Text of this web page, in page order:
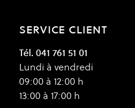
SERVICE CLIENT
Tél. 041 761 51 01
Lundi à vendredi
09:00 à 12:00 h
13:00 à 17:00 h